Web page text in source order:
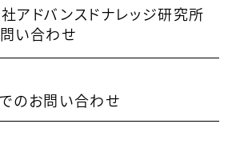
アドバンスドナレッジ研究所
い合わせ
のお問い合わせ